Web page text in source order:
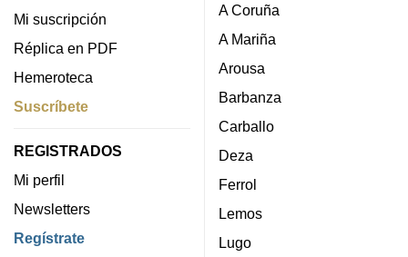
Mi suscripción
Réplica en PDF
Hemeroteca
Suscríbete
REGISTRADOS
Mi perfil
Newsletters
Regístrate
A Coruña
A Mariña
Arousa
Barbanza
Carballo
Deza
Ferrol
Lemos
Lugo